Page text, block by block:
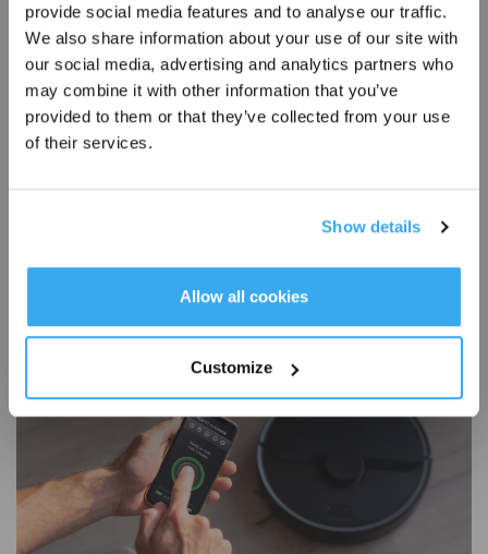
provide social media features and to analyse our traffic.
We also share information about your use of our site with
our social media, advertising and analytics partners who
may combine it with other information that you’ve
provided to them or that they’ve collected from your use
of their services.
Show details
Allow all cookies
Customize
Inscrivez-vous et recevez
€ sur leur première commande lorsque le paiement dépasse 1000 €.